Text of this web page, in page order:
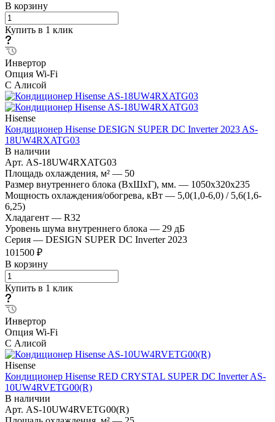
В корзину
Купить в 1 клик
Инвертор
Опция Wi-Fi
С Алисой
Hisense
Кондиционер Hisense DESIGN SUPER DC Inverter 2023 AS-
18UW4RXATG03
В наличии
Арт. AS-18UW4RXATG03
Площадь охлаждения, м² — 50
Размер внутреннего блока (ВхШхГ), мм. — 1050x320x235
Мощность охлаждения/обогрева, кВт — 5,0(1,0-6,0) / 5,6(1,6-
6,25)
Хладагент — R32
Уровень шума внутреннего блока — 29 дБ
Серия — DESIGN SUPER DC Inverter 2023
101500 ₽
В корзину
Купить в 1 клик
Инвертор
Опция Wi-Fi
С Алисой
Hisense
Кондиционер Hisense RED CRYSTAL SUPER DC Inverter AS-
10UW4RVETG00(R)
В наличии
Арт. AS-10UW4RVETG00(R)